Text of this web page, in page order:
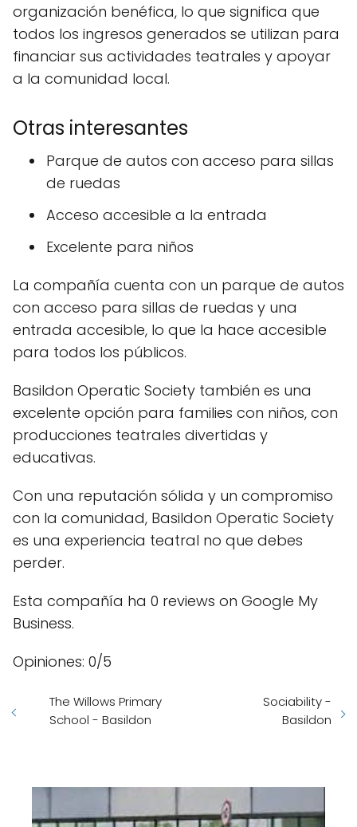
organización benéfica, lo que significa que
todos los ingresos generados se utilizan para
financiar sus actividades teatrales y apoyar
a la comunidad local.
Otras interesantes
Parque de autos con acceso para sillas
de ruedas
Acceso accesible a la entrada
Excelente para niños
La compañía cuenta con un parque de autos
con acceso para sillas de ruedas y una
entrada accesible, lo que la hace accesible
para todos los públicos.
Basildon Operatic Society también es una
excelente opción para families con niños, con
producciones teatrales divertidas y
educativas.
Con una reputación sólida y un compromiso
con la comunidad, Basildon Operatic Society
es una experiencia teatral no que debes
perder.
Esta compañía ha 0 reviews on Google My
Business.
Opiniones: 0/5
The Willows Primary
School - Basildon
Sociability -
Basildon